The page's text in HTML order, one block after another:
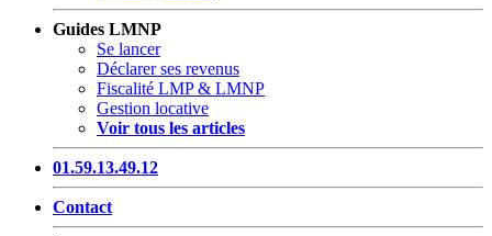
Guides LMNP
Se lancer
Déclarer ses revenus
Fiscalité LMP & LMNP
Gestion locative
Voir tous les articles
01.59.13.49.12
Contact